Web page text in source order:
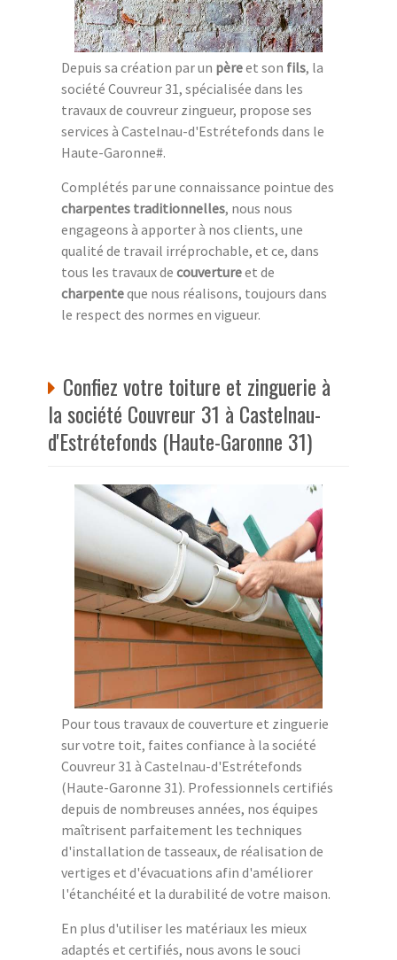
Depuis sa création par un pèreet son fils, la
société Couvreur 31, spécialisée dans les
travaux de couvreur zingueur, propose ses
services à Castelnau-d'Estrétefonds dans le
Haute-Garonne#.
Complétés par une connaissance pointue des
charpentes traditionnelles, nous nous
engageons à apporter à nos clients, une
qualité de travail irréprochable, et ce, dans
tous les travaux de couvertureet de
charpenteque nous réalisons, toujours dans
le respect des normes en vigueur.
Confiez votre toiture et zinguerie à
la société Couvreur 31 à Castelnau-
d'Estrétefonds (Haute-Garonne 31)
Pour tous travaux de couverture et zinguerie
sur votre toit, faites confiance à la société
Couvreur 31 à Castelnau-d'Estrétefonds
(Haute-Garonne 31). Professionnels certifiés
depuis de nombreuses années, nos équipes
maîtrisent parfaitement les techniques
d'installation de tasseaux, de réalisation de
vertiges et d'évacuations afin d'améliorer
l'étanchéité et la durabilité de votre maison.
En plus d'utiliser les matériaux les mieux
adaptés et certifiés, nous avons le souci